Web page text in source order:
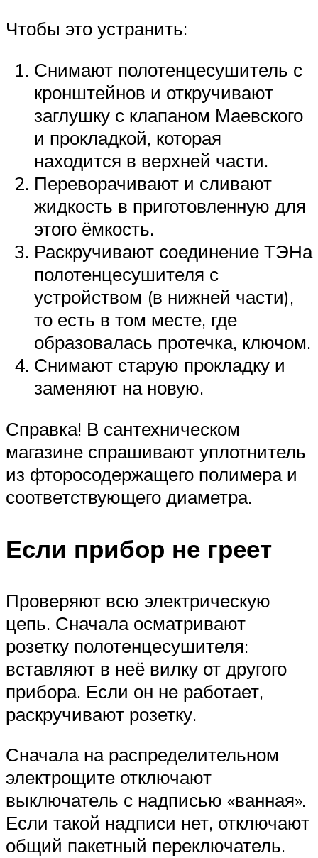
Чтобы это устранить:
Снимают полотенцесушитель с
кронштейнов и откручивают
заглушку с клапаном Маевского
и прокладкой, которая
находится в верхней части.
Переворачивают и сливают
жидкость в приготовленную для
этого ёмкость.
Раскручивают соединение ТЭНа
полотенцесушителя с
устройством (в нижней части),
то есть в том месте, где
образовалась протечка, ключом.
Снимают старую прокладку и
заменяют на новую.
Справка! В сантехническом
магазине спрашивают уплотнитель
из фторосодержащего полимера и
соответствующего диаметра.
Если прибор не греет
Проверяют всю электрическую
цепь. Сначала осматривают
розетку полотенцесушителя:
вставляют в неё вилку от другого
прибора. Если он не работает,
раскручивают розетку.
Сначала на распределительном
электрощите отключают
выключатель с надписью «ванная».
Если такой надписи нет, отключают
общий пакетный переключатель.